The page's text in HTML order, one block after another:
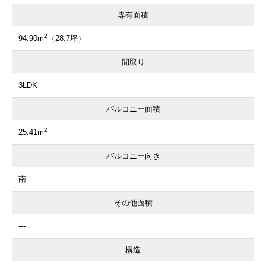
専有面積
94.90m2 （28.7坪）
間取り
3LDK
バルコニー面積
25.41m2
バルコニー向き
南
その他面積
---
構造